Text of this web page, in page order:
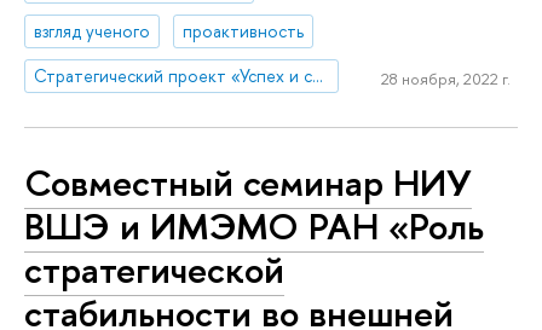
взгляд ученого
проактивность
Стратегический проект «Успех и самостоятельность человека в меняющемся мире»
28 ноября, 2022 г.
Совместный семинар НИУ
ВШЭ и ИМЭМО РАН «Роль
стратегической
стабильности во внешней